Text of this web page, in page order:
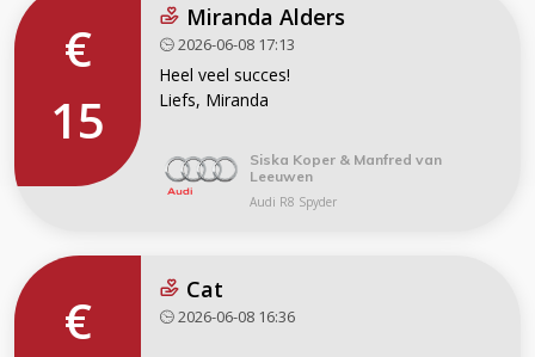
€
15
Miranda Alders
2026-06-08 17:13
Heel veel succes!
Liefs, Miranda
Siska Koper & Manfred van
Leeuwen
Audi R8 Spyder
€
Cat
2026-06-08 16:36